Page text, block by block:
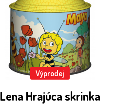
Výprodej
Lena Hrajúca skrinka